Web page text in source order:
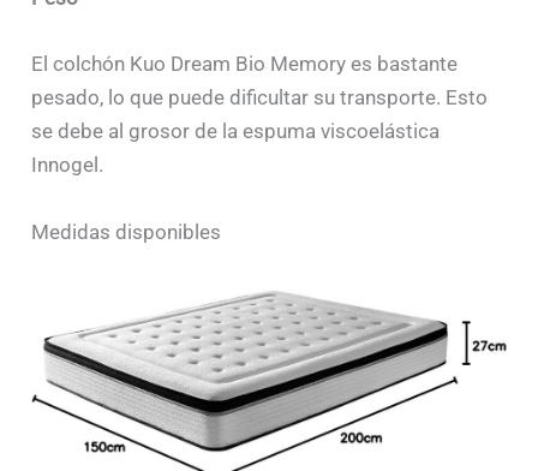
El colchón Kuo Dream Bio Memory es bastante
pesado, lo que puede dificultar su transporte. Esto
se debe al grosor de la espuma viscoelástica
Innogel.
Medidas disponibles